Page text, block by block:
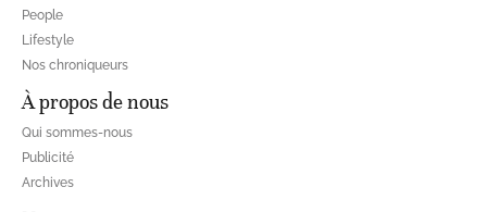
People
Lifestyle
Nos chroniqueurs
À propos de nous
Qui sommes-nous
Publicité
Archives